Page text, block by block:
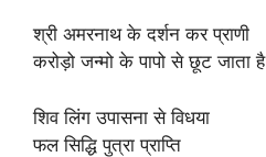
श्री अमरनाथ के दर्शन कर प्राणी
करोड़ो जन्मो के पापो से छूट जाता है
शिव लिंग उपासना से विधया
फल सिद्धि पुत्रा प्राप्ति